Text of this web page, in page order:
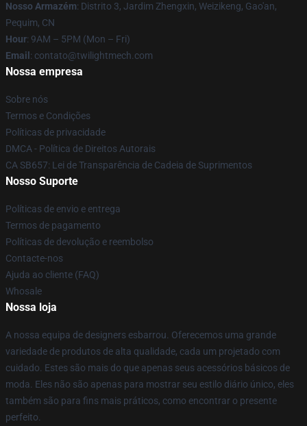
Nosso Armazém: Distrito 3, Jardim Zhengxin, Weizikeng, Gao'an,
Pequim, CN
Hour: 9AM – 5PM (Mon – Fri)
Email : contato@twilightmech.com
Nossa empresa
Sobre nós
Termos e Condições
Políticas de privacidade
DMCA - Política de Direitos Autorais
CA SB657: Lei de Transparência de Cadeia de Suprimentos
Nosso Suporte
Políticas de envio e entrega
Termos de pagamento
Políticas de devolução e reembolso
Contacte-nos
Ajuda ao cliente (FAQ)
Whosale
Nossa loja
A nossa equipa de designers esbarrou. Oferecemos uma grande
variedade de produtos de alta qualidade, cada um projetado com
cuidado. Estes são mais do que apenas seus acessórios básicos de
moda. Eles não são apenas para mostrar seu estilo diário único, eles
também são para fins mais práticos, como encontrar o presente
perfeito.